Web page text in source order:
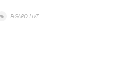
FIGARO LIVE